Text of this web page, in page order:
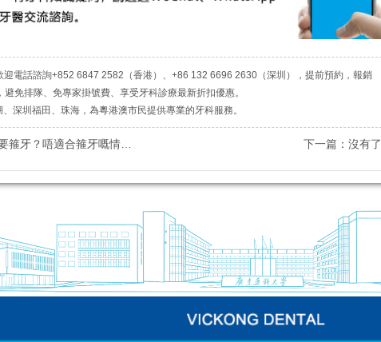
迎電話諮詢+852 6847 2582（香港）、+86 132 6696 2630（深圳），提前預約，報銷
免排隊、免專家掛號費、享受牙科診療最新折扣優惠。
深圳福田、珠海，為粵港澳市民提供專業的牙科服務。
唔適合箍牙嘅情況？|牙齒矯正指南 下一篇：沒有了